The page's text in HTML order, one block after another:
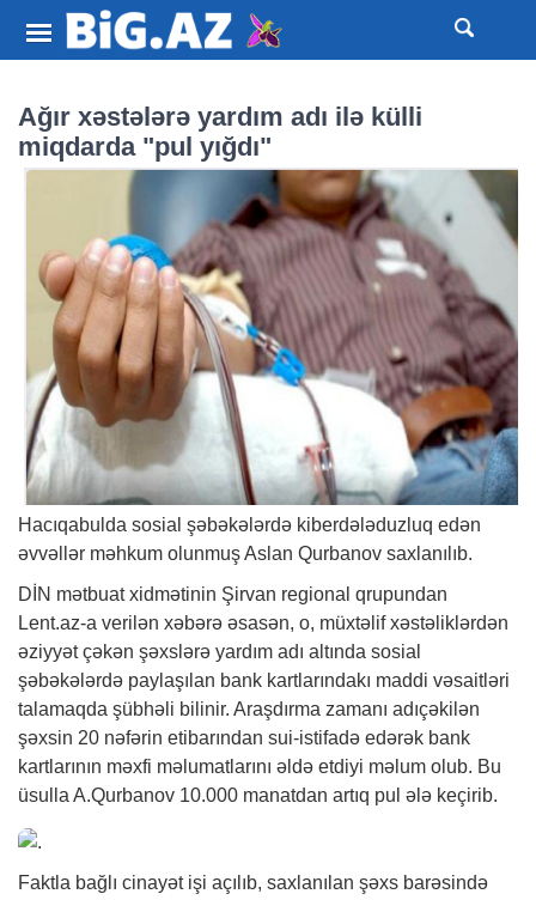
Ağır xəstələrə yardım adı ilə külli
miqdarda "pul yığdı"
Hacıqabulda sosial şəbəkələrdə kiberdələduzluq edən
əvvəllər məhkum olunmuş Aslan Qurbanov saxlanılıb.
DİN mətbuat xidmətinin Şirvan regional qrupundan
Lent.az-a verilən xəbərə əsasən, o, müxtəlif xəstəliklərdən
əziyyət çəkən şəxslərə yardım adı altında sosial
şəbəkələrdə paylaşılan bank kartlarındakı maddi vəsaitləri
talamaqda şübhəli bilinir. Araşdırma zamanı adıçəkilən
şəxsin 20 nəfərin etibarından sui-istifadə edərək bank
kartlarının məxfi məlumatlarını əldə etdiyi məlum olub. Bu
üsulla A.Qurbanov 10.000 manatdan artıq pul ələ keçirib.
Faktla bağlı cinayət işi açılıb, saxlanılan şəxs barəsində